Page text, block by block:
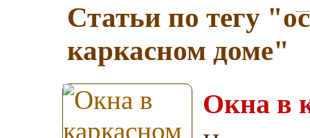
Статьи по тегу
каркасном доме"
Окна в